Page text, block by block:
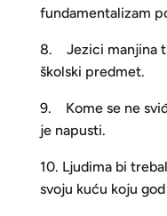
fundamentalizam
8. Jezici manjina
školski predmet.
9. Kome se ne
je napusti.
10. Ljudima bi
svoju kuću koju